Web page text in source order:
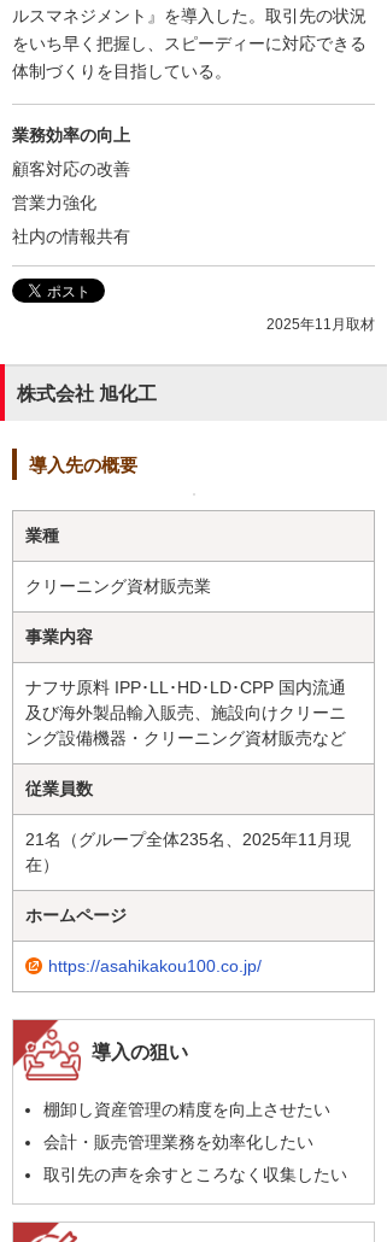
ルスマネジメント』を導入した。取引先の状況
をいち早く把握し、スピーディーに対応できる
体制づくりを目指している。
業務効率の向上
顧客対応の改善
営業力強化
社内の情報共有
2025年11月取材
株式会社 旭化工
導入先の概要
業種
クリーニング資材販売業
事業内容
ナフサ原料 IPP･LL･HD･LD･CPP 国内流通
及び海外製品輸入販売、施設向けクリーニ
ング設備機器・クリーニング資材販売など
従業員数
21名（グループ全体235名、2025年11月現
在）
ホームページ
https://asahikakou100.co.jp/
導入の狙い
棚卸し資産管理の精度を向上させたい
会計・販売管理業務を効率化したい
取引先の声を余すところなく収集したい